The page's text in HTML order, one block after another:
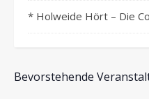
* Holweide Hört – Die
Bevorstehende